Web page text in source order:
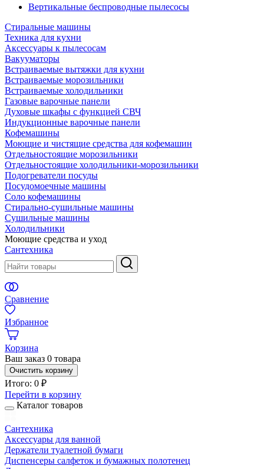
Вертикальные беспроводные пылесосы
Стиральные машины
Техника для кухни
Аксессуары к пылесосам
Вакууматоры
Встраиваемые вытяжки для кухни
Встраиваемые морозильники
Встраиваемые холодильники
Газовые варочные панели
Духовые шкафы с функцией СВЧ
Индукционные варочные панели
Кофемашины
Моющие и чистящие средства для кофемашин
Отдельностоящие морозильники
Отдельностоящие холодильники-морозильники
Подогреватели посуды
Посудомоечные машины
Соло кофемашины
Стирально-сушильные машины
Сушильные машины
Холодильники
Моющие средства и уход
Сантехника
Сравнение
Избранное
Корзина
Ваш заказ 0 товара
Очистить корзину
Итого: 0 ₽
Перейти в корзину
Каталог товаров
Сантехника
Аксессуары для ванной
Держатели туалетной бумаги
Диспенсеры салфеток и бумажных полотенец